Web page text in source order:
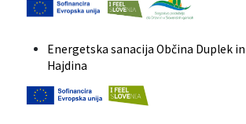
Energetska sanacija Občina Duplek
Hajdina